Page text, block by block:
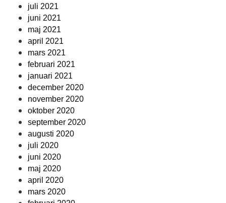
juli 2021
juni 2021
maj 2021
april 2021
mars 2021
februari 2021
januari 2021
december 2020
november 2020
oktober 2020
september 2020
augusti 2020
juli 2020
juni 2020
maj 2020
april 2020
mars 2020